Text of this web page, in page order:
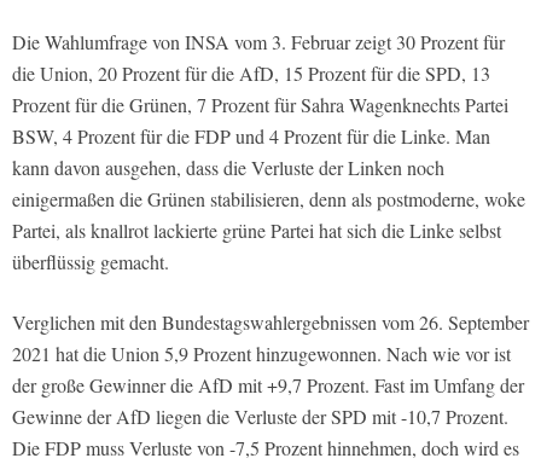
Die Wahlumfrage von INSA vom 3. Februar zeigt 30 Prozent für
die Union, 20 Prozent für die AfD, 15 Prozent für die SPD, 13
Prozent für die Grünen, 7 Prozent für Sahra Wagenknechts Partei
BSW, 4 Prozent für die FDP und 4 Prozent für die Linke. Man
kann davon ausgehen, dass die Verluste der Linken noch
einigermaßen die Grünen stabilisieren, denn als postmoderne, woke
Partei, als knallrot lackierte grüne Partei hat sich die Linke selbst
überflüssig gemacht.
Verglichen mit den Bundestagswahlergebnissen vom 26. September
2021 hat die Union 5,9 Prozent hinzugewonnen. Nach wie vor ist
der große Gewinner die AfD mit +9,7 Prozent. Fast im Umfang der
Gewinne der AfD liegen die Verluste der SPD mit -10,7 Prozent.
Die FDP muss Verluste von -7,5 Prozent hinnehmen, doch wird es